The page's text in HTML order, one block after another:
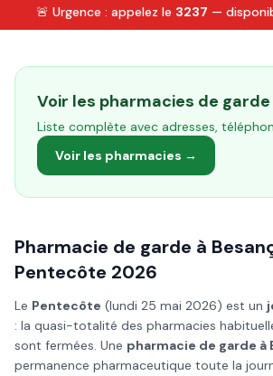
🚨 Urgence : appelez le 3237 —
Voir les pharmacies de garde
Liste complète avec adresses,
Voir les pharmacies →
Pharmacie de garde à
Pentecôte 2026
Le Pentecôte (lundi 25 mai 2026) est un
: la quasi-totalité des pharmacies
sont fermées. Une pharmacie de garde à
permanence pharmaceutique toute la